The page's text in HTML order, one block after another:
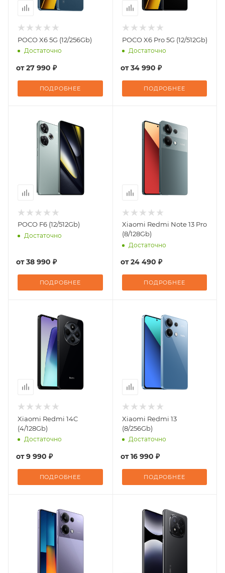
POCO X6 5G (12/256Gb)
Достаточно
от27 990 ₽
ПОДРОБНЕЕ
POCO X6 Pro 5G (12/512Gb)
Достаточно
от34 990 ₽
ПОДРОБНЕЕ
POCO F6 (12/512Gb)
Достаточно
от38 990 ₽
ПОДРОБНЕЕ
Xiaomi Redmi Note 13 Pro
(8/128Gb)
Достаточно
от24 490 ₽
ПОДРОБНЕЕ
Xiaomi Redmi 14C
(4/128Gb)
Достаточно
от9 990 ₽
ПОДРОБНЕЕ
Xiaomi Redmi 13
(8/256Gb)
Достаточно
от16 990 ₽
ПОДРОБНЕЕ